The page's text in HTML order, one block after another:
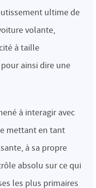
ultime de
volante,
à taille
pour ainsi dire une
à interagir avec
mettant en tant
à sa propre
absolu sur ce qui
les plus primaires